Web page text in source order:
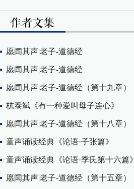
愿闻其声|老子-道德经
愿闻其声|老子-道德经
愿闻其声|老子-道德经（第十九章）
杭泰斌《有一种爱叫母子连心》
愿闻其声|老子-道德经（第十八章）
童声诵读经典《论语·子张篇》
童声诵读经典《论语·季氏第十六篇》
愿闻其声|老子-道德经（第十五章）